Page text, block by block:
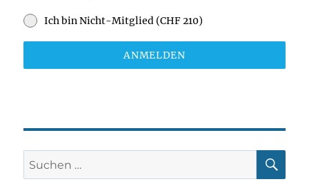
Ich bin Nicht-Mitglied (CHF 210)
ANMELDEN
Suchen
nach: